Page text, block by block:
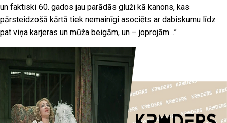
un faktiski 60. gados jau parādās gluži kā kanons, kas
pārsteidzošā kārtā tiek nemainīgi asociēts ar dabiskumu līdz
pat viņa karjeras un mūža beigām, un – joprojām…”